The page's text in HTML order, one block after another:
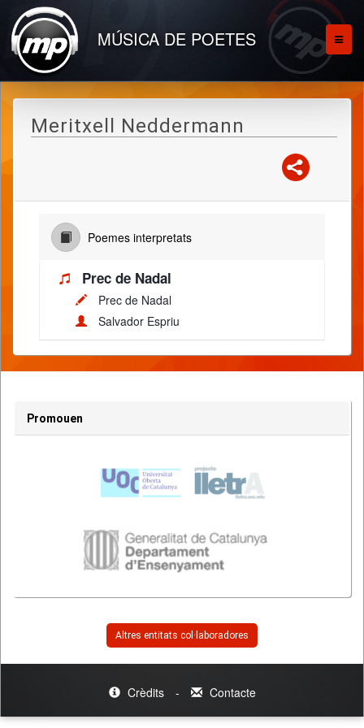
MÚSICA DE POETES
Meritxell Neddermann
Poemes interpretats
Prec de Nadal
Prec de Nadal
Salvador Espriu
Promouen
Altres entitats col·laboradores
Crèdits - Contacte